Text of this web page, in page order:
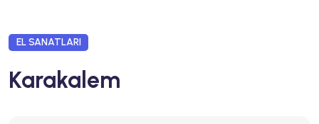
EL SANATLARI
Karakalem